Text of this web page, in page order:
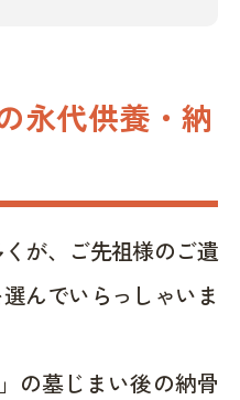
永代供養・納
が、ご先祖様のご遺
んでいらっしゃいま
の墓じまい後の納骨